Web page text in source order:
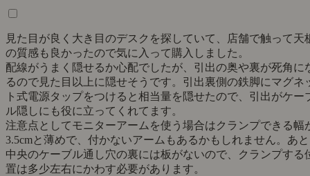
見た目が良く大き目のデスクを探していて、店舗で触って天
の質感も良かったので気に入って購入しました。
配線がうまく隠せるか心配でしたが、引出の奥や裏が死角に
るので見た目以上に隠せそうです。引出裏側の鉄脚にマグネ
ト式電源タップをつけると相当量を隠せたので、引出がケー
ル隠しにも役に立ってくれてます。
注意点としてモニターアームを使う場合はクランプできる幅
3.5cmと薄めで、付かないアームもあるかもしれません。あと
中央のケーブル通し穴の裏には板がないので、クランプする
置は多少左右にかわす必要があります。